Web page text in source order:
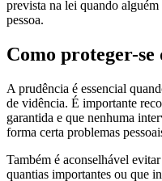
prevista na lei quando
pessoa.
Como proteger-se
A prudência é essencial
de vidência. É importante
garantida e que nenhuma
forma certa problemas
Também é aconselhável
quantias importantes ou que